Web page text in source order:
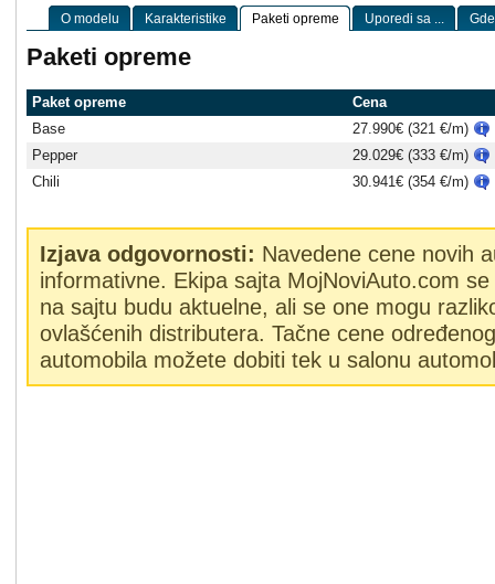
O modelu Karakteristike Paketi opreme Uporedi sa ...
Paketi opreme
Paket opreme
Cena
Base
27.990€ (321 €/m)
Pepper
29.029€ (333 €/m)
Chili
30.941€ (354 €/m)
Izjava odgovornosti: Navedene cene novih
informativne. Ekipa sajta MojNoviAuto.com
na sajtu budu aktuelne, ali se one mogu
ovlašćenih distributera. Tačne cene
automobila možete dobiti tek u salonu